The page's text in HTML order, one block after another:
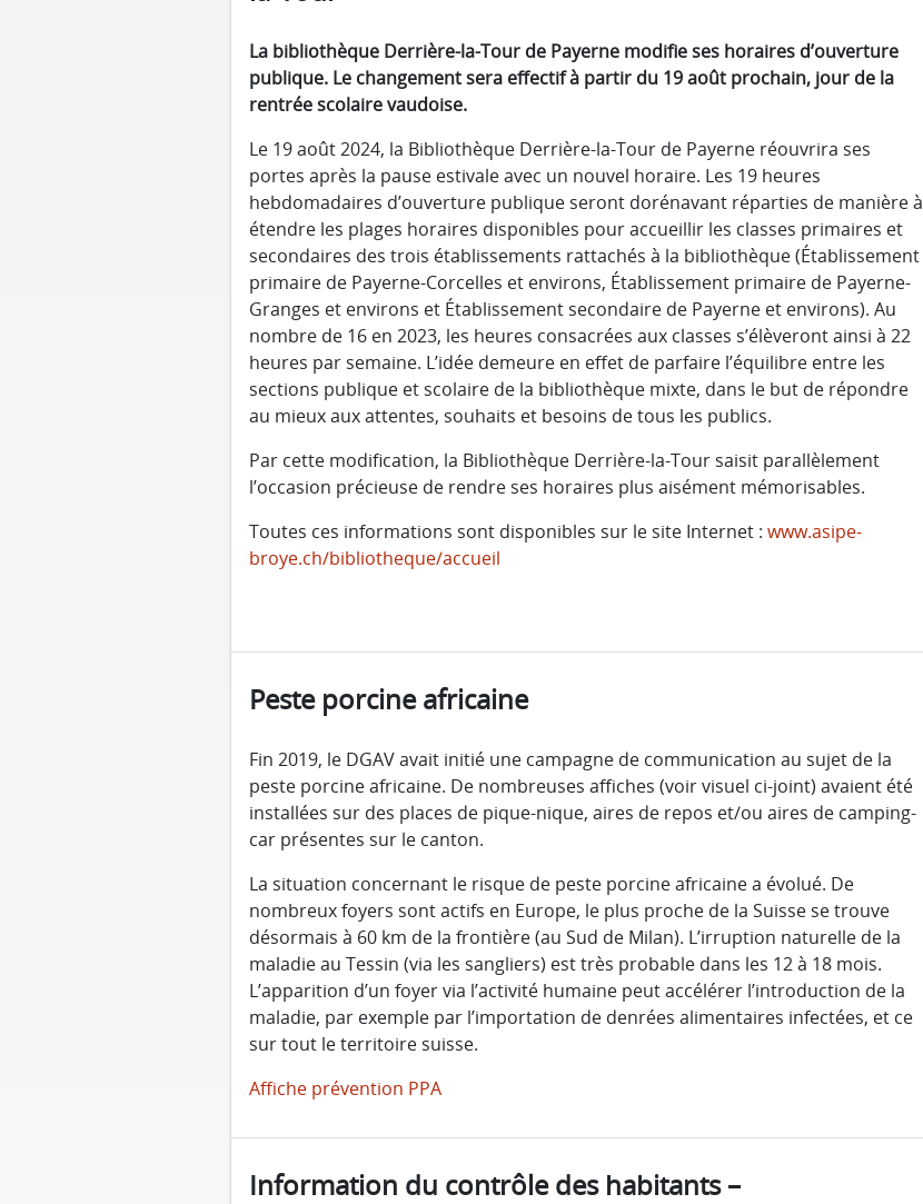
l’administration car pas de stock
de billets
La bibliothèque Derrière-la-Tour de Payerne modifie ses horaires d’ouverture
publique. Le changement sera effectif à partir du 19 août prochain, jour de la
rentrée scolaire vaudoise.
Le 19 août 2024, la Bibliothèque Derrière-la-Tour de Payerne réouvrira ses
portes après la pause estivale avec un nouvel horaire. Les 19 heures
hebdomadaires d’ouverture publique seront dorénavant réparties de manière à
étendre les plages horaires disponibles pour accueillir les classes primaires et
secondaires des trois établissements rattachés à la bibliothèque (Établissement
primaire de Payerne-Corcelles et environs, Établissement primaire de Payerne-
Granges et environs et Établissement secondaire de Payerne et environs). Au
nombre de 16 en 2023, les heures consacrées aux classes s’élèveront ainsi à 22
heures par semaine. L’idée demeure en effet de parfaire l’équilibre entre les
sections publique et scolaire de la bibliothèque mixte, dans le but de répondre
au mieux aux attentes, souhaits et besoins de tous les publics.
Par cette modification, la Bibliothèque Derrière-la-Tour saisit parallèlement
l’occasion précieuse de rendre ses horaires plus aisément mémorisables.
Toutes ces informations sont disponibles sur le site Internet : www.asipe-
broye.ch/bibliotheque/accueil
Peste porcine africaine
Fin 2019, le DGAV avait initié une campagne de communication au sujet de la
peste porcine africaine. De nombreuses affiches (voir visuel ci-joint) avaient été
installées sur des places de pique-nique, aires de repos et/ou aires de camping-
car présentes sur le canton.
La situation concernant le risque de peste porcine africaine a évolué. De
nombreux foyers sont actifs en Europe, le plus proche de la Suisse se trouve
désormais à 60 km de la frontière (au Sud de Milan). L’irruption naturelle de la
maladie au Tessin (via les sangliers) est très probable dans les 12 à 18 mois.
L’apparition d’un foyer via l’activité humaine peut accélérer l’introduction de la
maladie, par exemple par l’importation de denrées alimentaires infectées, et ce
sur tout le territoire suisse.
Affiche prévention PPA
Information du contrôle des habitants –